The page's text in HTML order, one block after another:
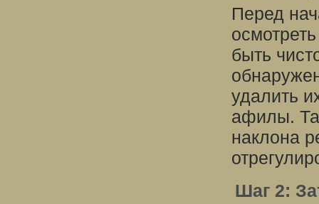
Перед
быть
удалить
афилы.
наклона
Шаг 2: